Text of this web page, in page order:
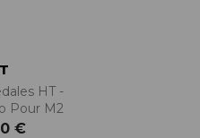
HT -
Pour M2
€